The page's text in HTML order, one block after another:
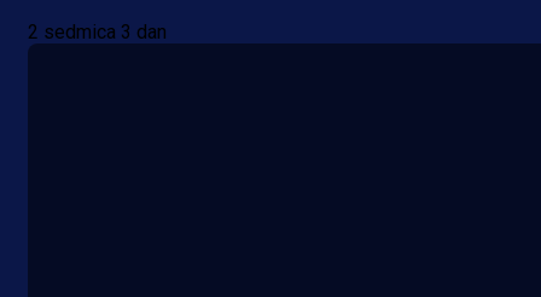
2 sedmica 3 dan